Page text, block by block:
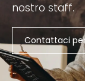
nostro staff.
Contattaci